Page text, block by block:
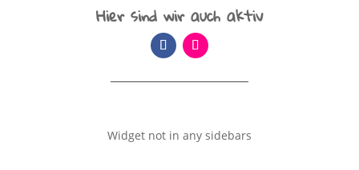
Hier sind wir auch aktiv
Widget not in any sidebars